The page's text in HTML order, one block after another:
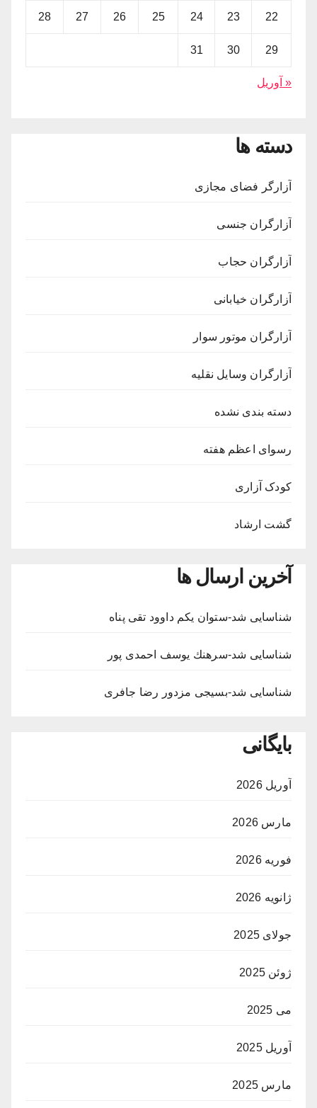
22
23
24
25
26
27
28
29
30
31
« آوریل
دسته ها
آزارگر فضای مجازی
آزارگران جنسی
آزارگران حجاب
آزارگران خیابانی
آزارگران موتور سوار
آزارگران وسایل نقلیه
دسته بندی نشده
رسوای اعظم هفته
کودک آزاری
گشت ارشاد
آخرین ارسال ها
شناسایی شد-ستوان یکم داوود تقی پناه
شناسایی شد-سرهنك يوسف احمدى پور
شناسایی شد-بسيجى مزدور رضا جافری
بایگانی
آوریل 2026
مارس 2026
فوریه 2026
ژانویه 2026
جولای 2025
ژوئن 2025
می 2025
آوریل 2025
مارس 2025